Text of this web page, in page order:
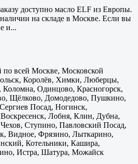
доступно масло ELF из Европы.
на складе в Москве. Если вы
и...
по всей Москве, Московской
Королёв, Химки, Люберцы,
Одинцово, Красногорск,
Щёлково, Домодедово, Пушкино,
Посад, Ногинск,
Лобня, Клин, Дубна,
Ступино, Павловский Посад,
Видное, Фрязино, Лыткарино,
Котельники, Кашира,
Истра, Шатура, Можайск